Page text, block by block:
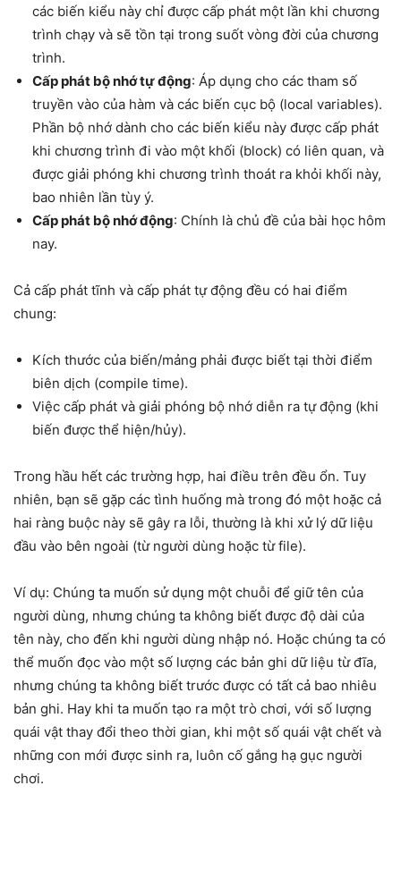
các biến kiểu này chỉ được cấp phát một lần khi chương
trình chạy và sẽ tồn tại trong suốt vòng đời của chương
trình.
Cấp phát bộ nhớ tự động: Áp dụng cho các tham số
truyền vào của hàm và các biến cục bộ (local variables).
Phần bộ nhớ dành cho các biến kiểu này được cấp phát
khi chương trình đi vào một khối (block) có liên quan, và
được giải phóng khi chương trình thoát ra khỏi khối này,
bao nhiên lần tùy ý.
Cấp phát bộ nhớ động: Chính là chủ đề của bài học hôm
nay.
Cả cấp phát tĩnh và cấp phát tự động đều có hai điểm
chung:
Kích thước của biến/mảng phải được biết tại thời điểm
biên dịch (compile time).
Việc cấp phát và giải phóng bộ nhớ diễn ra tự động (khi
biến được thể hiện/hủy).
Trong hầu hết các trường hợp, hai điều trên đều ổn. Tuy
nhiên, bạn sẽ gặp các tình huống mà trong đó một hoặc cả
hai ràng buộc này sẽ gây ra lỗi, thường là khi xử lý dữ liệu
đầu vào bên ngoài (từ người dùng hoặc từ file).
Ví dụ: Chúng ta muốn sử dụng một chuỗi để giữ tên của
người dùng, nhưng chúng ta không biết được độ dài của
tên này, cho đến khi người dùng nhập nó. Hoặc chúng ta có
thể muốn đọc vào một số lượng các bản ghi dữ liệu từ đĩa,
nhưng chúng ta không biết trước được có tất cả bao nhiêu
bản ghi. Hay khi ta muốn tạo ra một trò chơi, với số lượng
quái vật thay đổi theo thời gian, khi một số quái vật chết và
những con mới được sinh ra, luôn cố gắng hạ gục người
chơi.